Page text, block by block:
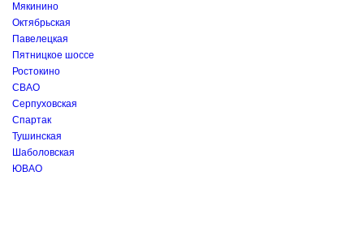
Мякинино
Октябрьская
Павелецкая
Пятницкое шоссе
Ростокино
СВАО
Серпуховская
Спартак
Тушинская
Шаболовская
ЮВАО